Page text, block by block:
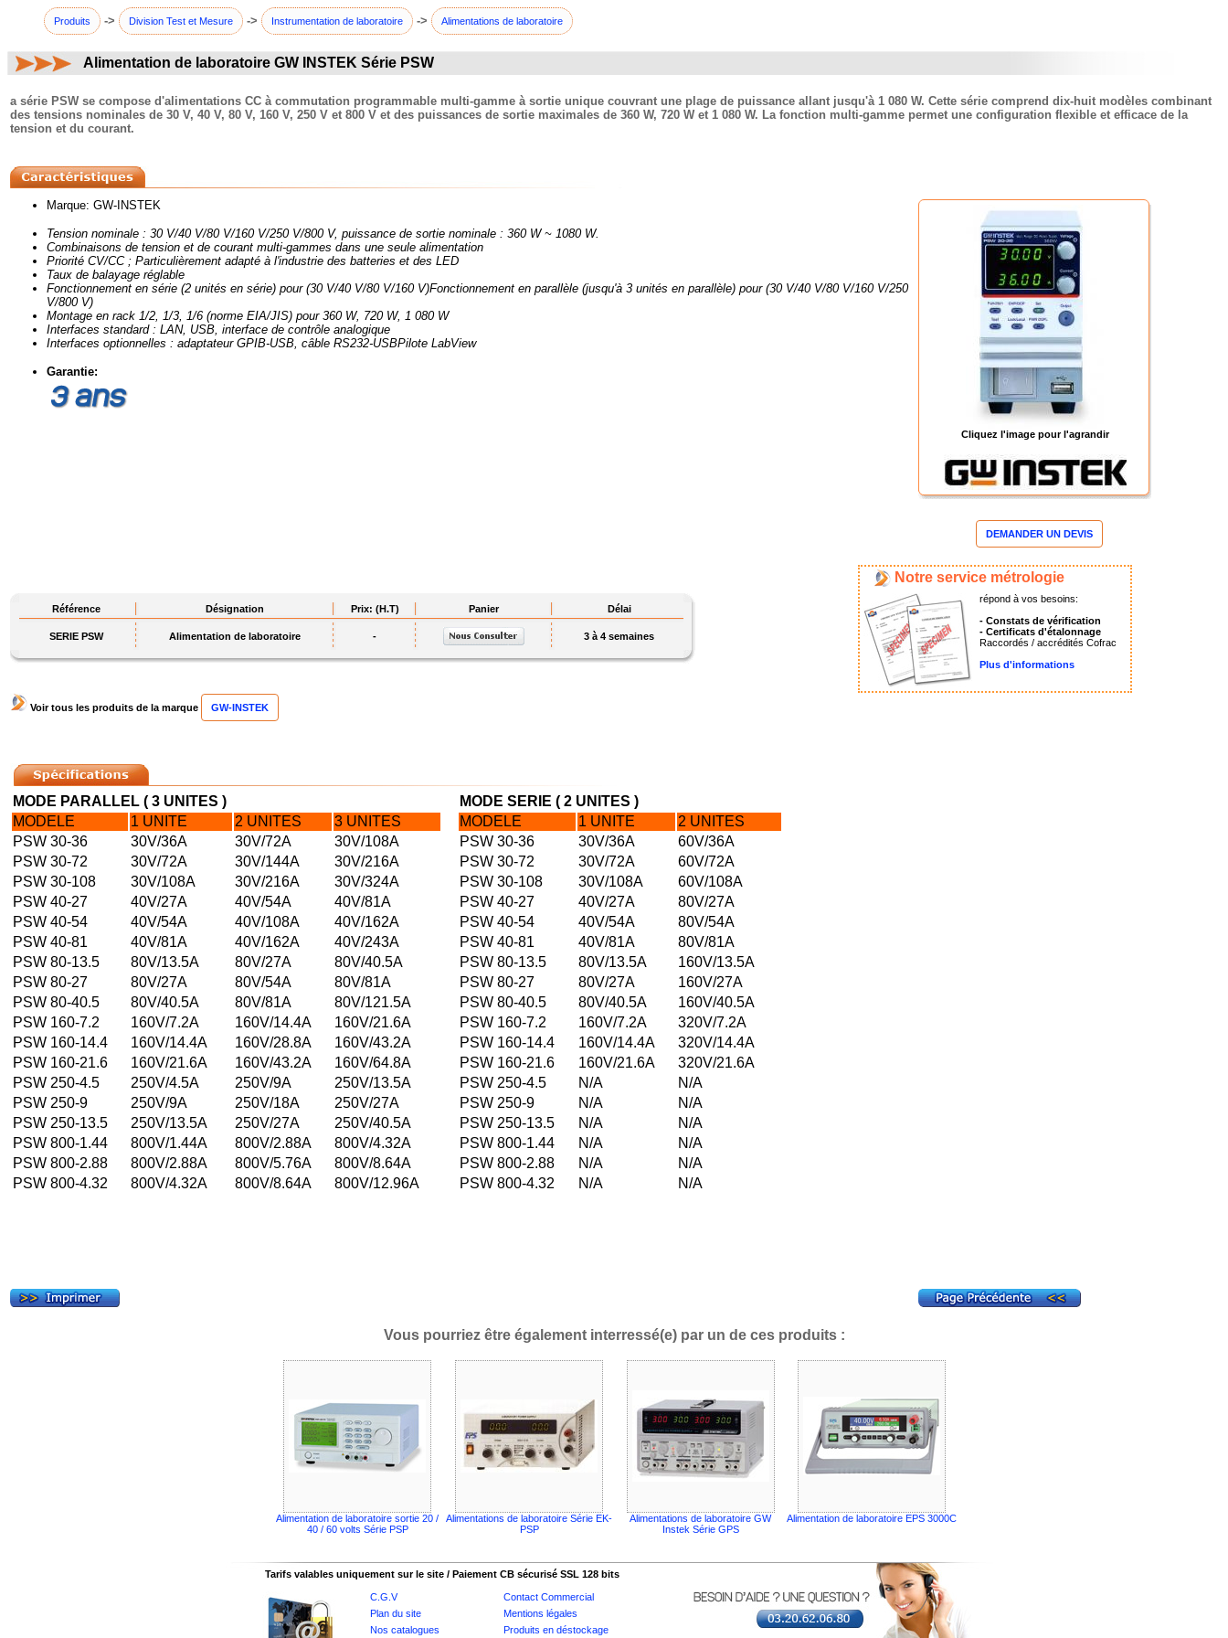
Produits -> Division Test et Mesure -> Instrumentation de laboratoire -> Alimentations de laboratoire
Alimentation de laboratoire GW INSTEK Série PSW
a série PSW se compose d'alimentations CC à commutation programmable multi-gamme à sortie unique couvrant une plage de puissance allant jusqu'à 1 080 W. Cette série comprend dix-huit modèles combinant
des tensions nominales de 30 V, 40 V, 80 V, 160 V, 250 V et 800 V et des puissances de sortie maximales de 360 ​​W, 720 W et 1 080 W. La fonction multi-gamme permet une configuration flexible et efficace de la
tension et du courant.
Cliquez l'image pour l'agrandir
DEMANDER UN DEVIS
Marque: GW-INSTEK
Tension nominale : 30 V/40 V/80 V/160 V/250 V/800 V, puissance de sortie nominale : 360 W ~ 1080 W.
Combinaisons de tension et de courant multi-gammes dans une seule alimentation
Priorité CV/CC ; Particulièrement adapté à l'industrie des batteries et des LED
Taux de balayage réglable
Fonctionnement en série (2 unités en série) pour (30 V/40 V/80 V/160 V)Fonctionnement en parallèle (jusqu'à 3 unités en parallèle) pour (30 V/40 V/80 V/160 V/250
V/800 V)
Montage en rack 1/2, 1/3, 1/6 (norme EIA/JIS) pour 360 W, 720 W, 1 080 W
Interfaces standard : LAN, USB, interface de contrôle analogique
Interfaces optionnelles : adaptateur GPIB-USB, câble RS232-USBPilote LabView
Garantie:
Notre service métrologie
répond à vos besoins:
- Constats de vérification
- Certificats d'étalonnage
Raccordés / accrédités Cofrac
Plus d'informations
Référence Désignation Prix: (H.T) Panier Délai
SERIE PSW Alimentation de laboratoire - 3 à 4 semaines
Voir tous les produits de la marque GW-INSTEK
MODE PARALLEL ( 3 UNITES )
MODE SERIE ( 2 UNITES )
MODELE
1 UNITE 2 UNITES 3 UNITES MODELE 1 UNITE
2 UNITES
PSW 30-36
30V/36A 30V/72A 30V/108A PSW 30-36 30V/36A
60V/36A
PSW 30-72
30V/72A 30V/144A 30V/216A PSW 30-72 30V/72A
60V/72A
PSW 30-108
30V/108A 30V/216A 30V/324A PSW 30-108 30V/108A
60V/108A
PSW 40-27
40V/27A 40V/54A 40V/81A PSW 40-27 40V/27A
80V/27A
PSW 40-54
40V/54A 40V/108A 40V/162A PSW 40-54 40V/54A
80V/54A
PSW 40-81
40V/81A 40V/162A 40V/243A PSW 40-81 40V/81A
80V/81A
PSW 80-13.5
80V/13.5A 80V/27A 80V/40.5A PSW 80-13.5 80V/13.5A
160V/13.5A
PSW 80-27
80V/27A 80V/54A 80V/81A PSW 80-27 80V/27A
160V/27A
PSW 80-40.5
80V/40.5A 80V/81A 80V/121.5A PSW 80-40.5 80V/40.5A
160V/40.5A
PSW 160-7.2
160V/7.2A 160V/14.4A 160V/21.6A PSW 160-7.2 160V/7.2A
320V/7.2A
PSW 160-14.4
160V/14.4A 160V/28.8A 160V/43.2A PSW 160-14.4 160V/14.4A
320V/14.4A
PSW 160-21.6
160V/21.6A 160V/43.2A 160V/64.8A PSW 160-21.6 160V/21.6A
320V/21.6A
PSW 250-4.5
250V/4.5A 250V/9A 250V/13.5A PSW 250-4.5 N/A
N/A
PSW 250-9
250V/9A 250V/18A 250V/27A PSW 250-9 N/A
N/A
PSW 250-13.5
250V/13.5A 250V/27A 250V/40.5A PSW 250-13.5 N/A
N/A
PSW 800-1.44
800V/1.44A 800V/2.88A 800V/4.32A PSW 800-1.44 N/A
N/A
PSW 800-2.88
800V/2.88A 800V/5.76A 800V/8.64A PSW 800-2.88 N/A
N/A
PSW 800-4.32
800V/4.32A 800V/8.64A 800V/12.96A PSW 800-4.32 N/A N/A
Vous pourriez être également interressé(e) par un de ces produits :
Alimentation de laboratoire sortie 20 /
40 / 60 volts Série PSP
Alimentations de laboratoire Série EK-
PSP
Alimentations de laboratoire GW
Instek Série GPS
Alimentation de laboratoire EPS 3000C
Tarifs valables uniquement sur le site / Paiement CB sécurisé SSL 128 bits
C.G.V
Contact Commercial
Plan du site
Mentions légales
Nos catalogues
Produits en déstockage